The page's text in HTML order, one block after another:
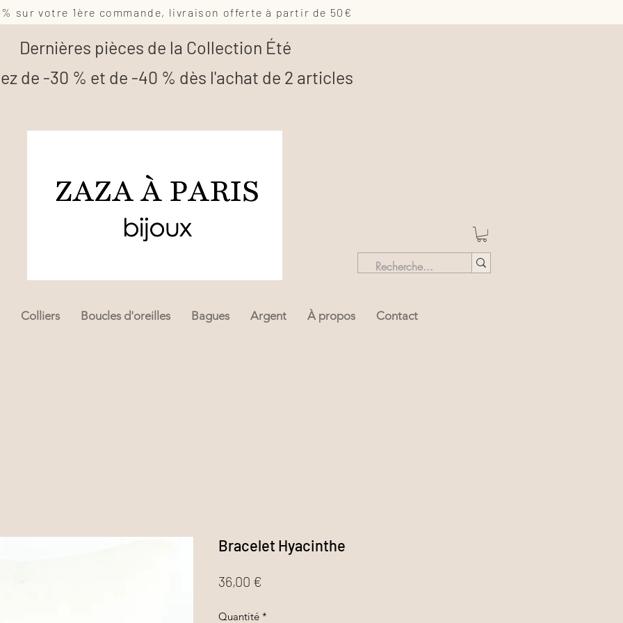
sur votre 1ère commande, livraison offerte à partir de 50€
Dernières pièces de la Collection Été
de -30 % et de -40 % dès l'achat de 2 articles
Colliers Boucles d'oreilles Bagues Argent À propos Contact
Bracelet Hyacinthe
36,00 €
Quantité *